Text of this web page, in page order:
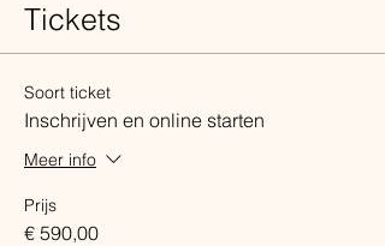
Tickets
Soort ticket
Inschrijven en online starten
Meer info
Prijs
€ 590,00